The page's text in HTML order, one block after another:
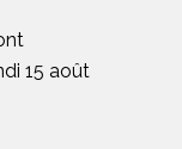
15 août